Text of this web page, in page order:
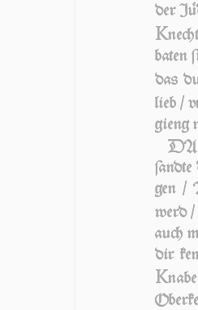
der
K
baten
das
lieb /
gieng
DA
gen /
werd
auch
dir
K